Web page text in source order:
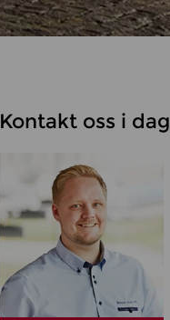
Kontakt oss i dag